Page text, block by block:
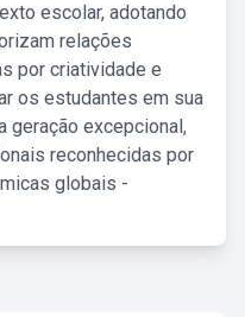
escolar, adotando
relações
por criatividade e
os estudantes em sua
geração excepcional,
reconhecidas por
globais -